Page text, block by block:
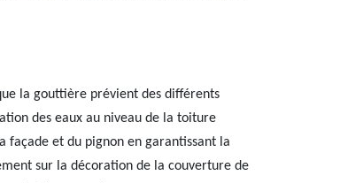
la gouttière prévient des différents
des eaux au niveau de la toiture
et du pignon en garantissant la
sur la décoration de la couverture de